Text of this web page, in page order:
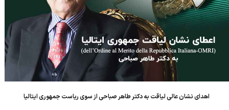
اهدای نشان عالی لیاقت به دکتر طاهر صباحی از سوی ریاست جمهوری ایتالیا